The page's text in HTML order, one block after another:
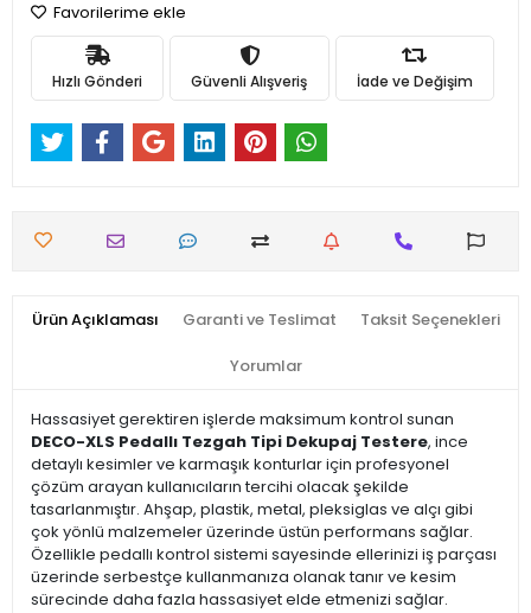
Favorilerime ekle
Hızlı Gönderi Güvenli Alışveriş İade ve Değişim
Ürün Açıklaması Garanti ve Teslimat Taksit Seçenekleri
Yorumlar
Hassasiyet gerektiren işlerde maksimum kontrol sunan
DECO-XLS Pedallı Tezgah Tipi Dekupaj Testere, ince
detaylı kesimler ve karmaşık konturlar için profesyonel
çözüm arayan kullanıcıların tercihi olacak şekilde
tasarlanmıştır. Ahşap, plastik, metal, pleksiglas ve alçı gibi
çok yönlü malzemeler üzerinde üstün performans sağlar.
Özellikle pedallı kontrol sistemi sayesinde ellerinizi iş parçası
üzerinde serbestçe kullanmanıza olanak tanır ve kesim
sürecinde daha fazla hassasiyet elde etmenizi sağlar.